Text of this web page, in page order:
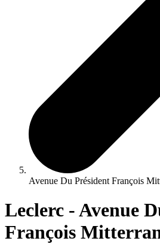
Avenue Du Président François
Leclerc - Avenue
François